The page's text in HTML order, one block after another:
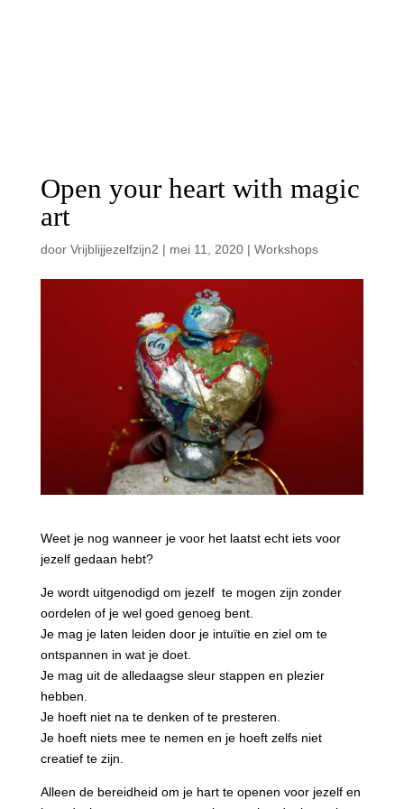
Open your heart with magic
art
door Vrijblijjezelfzijn2 | mei 11, 2020| Workshops
Weet je nog wanneer je voor het laatst echt iets voor
jezelf gedaan hebt?
Je wordt uitgenodigd om jezelf te mogen zijn zonder
oordelen of je wel goed genoeg bent.
Je mag je laten leiden door je intuïtie en ziel om te
ontspannen in wat je doet.
Je mag uit de alledaagse sleur stappen en plezier
hebben.
Je hoeft niet na te denken of te presteren.
Je hoeft niets mee te nemen en je hoeft zelfs niet
creatief te zijn.
Alleen de bereidheid om je hart te openen voor jezelf en